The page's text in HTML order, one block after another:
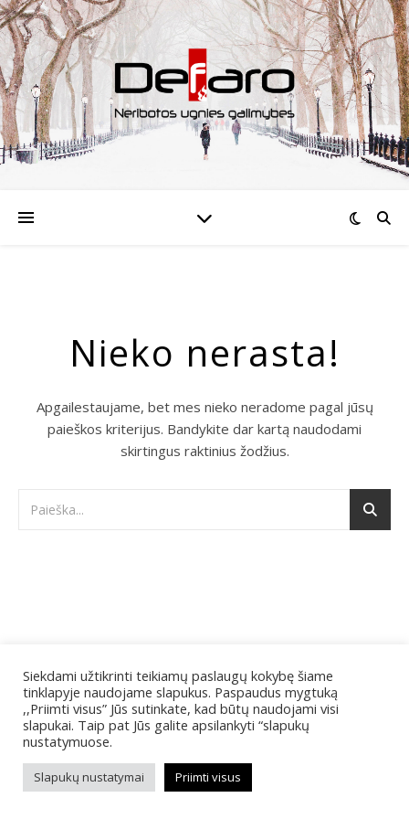
Nieko nerasta!
Apgailestaujame, bet mes nieko neradome pagal jūsų
paieškos kriterijus. Bandykite dar kartą naudodami
skirtingus raktinius žodžius.
© 2026 IĮ Gidėja
Ashe Tema pagalWP Royal.
Siekdami užtikrinti teikiamų paslaugų kokybę šiame
tinklapyje naudojame slapukus. Paspaudus mygtuką
,,Priimti visus” Jūs sutinkate, kad būtų naudojami visi
slapukai. Taip pat Jūs galite apsilankyti “slapukų
nustatymuose.
Slapukų nustatymai Priimti visus